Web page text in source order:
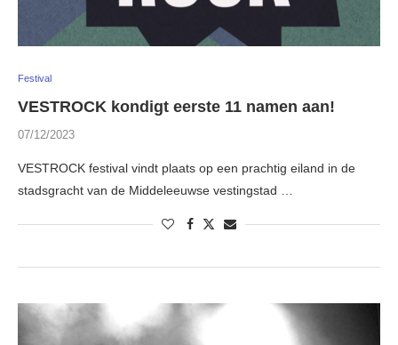
Festival
VESTROCK kondigt eerste 11 namen aan!
07/12/2023
VESTROCK festival vindt plaats op een prachtig eiland in de
stadsgracht van de Middeleeuwse vestingstad …